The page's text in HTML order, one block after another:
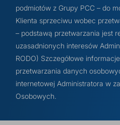
podmiotów z Grupy PCC – do
Klienta sprzeciwu wobec
– podstawą przetwarzania jest
uzasadnionych interesów
RODO) Szczegółowe
przetwarzania danych
internetowej Administratora w
Osobowych.